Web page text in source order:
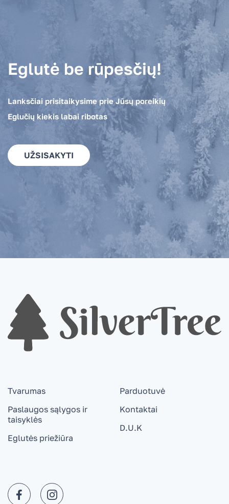
Eglutė be rūpesčių!
Lanksčiai prisitaikysime prie Jūsų poreikių
Eglučių kiekis labai ribotas
UŽSISAKYTI
Tvarumas
Paslaugos sąlygos ir
taisyklės
Eglutės priežiūra
Parduotuvė
Kontaktai
D.U.K